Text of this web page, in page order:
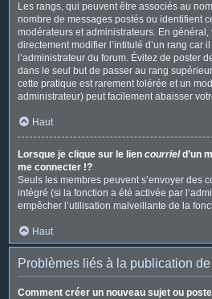
Les rangs, qui peuvent être associés au
nombre de messages postés ou identifient
modérateurs et administrateurs. En
directement modifier l’intitulé d’un rang car
l’administrateur du forum. Évitez de poster
dans le seul but de passer au rang
cette pratique est rarement tolérée et un
administrateur) peut facilement abaisser
Haut
Lorsque je clique sur le lien courrield’un
me connecter !?
Seuls les membres peuvent s’envoyer des
intégré (si la fonction a été activée par
empêcher l’utilisation malveillante de la
Haut
Problèmes liés à la publication
Comment créer un nouveau sujet ou